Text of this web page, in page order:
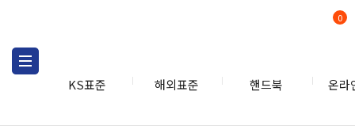
KS표준 해외표준 핸드북 온라
0